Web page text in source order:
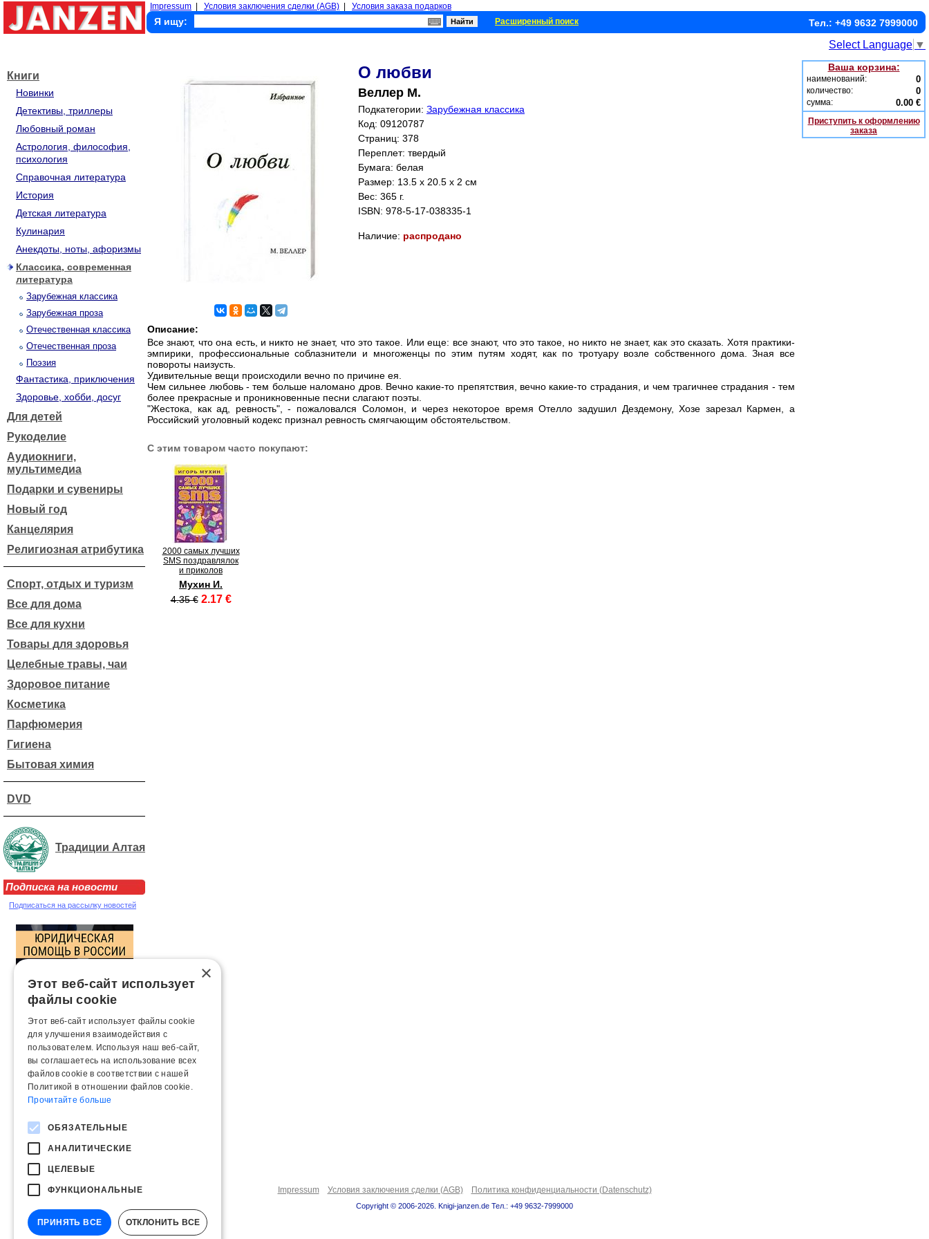
Impressum Условия заключения сделки (AGB) Условия заказа подарков
Я ищу: Расширенный поиск Тел.: +49 9632 7999000
Select Language ▼
Книги
Новинки
Детективы, триллеры
Любовный роман
Астрология, философия,
психология
Справочная литература
История
Детская литература
Кулинария
Анекдоты, ноты, афоризмы
Классика, современная
литература
Зарубежная классика
Зарубежная проза
Отечественная классика
Отечественная проза
Поэзия
Фантастика, приключения
Здоровье, хобби, досуг
Для детей
Рукоделие
Аудиокниги,
мультимедиа
Подарки и сувениры
Новый год
Канцелярия
Религиозная атрибутика
Спорт, отдых и туризм
Все для дома
Все для кухни
Товары для здоровья
Целебные травы, чаи
Здоровое питание
Косметика
Парфюмерия
Гигиена
Бытовая химия
DVD
Традиции Алтая
Подписка на новости
Подписаться на рассылку новостей
О любви
Веллер М.
Подкатегории: Зарубежная классика
Код: 09120787
Страниц: 378
Переплет: твердый
Бумага: белая
Размер: 13.5 x 20.5 x 2 см
Вес: 365 г.
ISBN: 978-5-17-038335-1
Наличие: распродано
Описание:
Все знают, что она есть, и никто не знает, что это такое. Или еще: все знают, что это такое, но никто не знает, как это сказать. Хотя практики-
эмпирики, профессиональные соблазнители и многоженцы по этим путям ходят, как по тротуару возле собственного дома. Зная все
повороты наизусть.
Удивительные вещи происходили вечно по причине ея.
Чем сильнее любовь - тем больше наломано дров. Вечно какие-то препятствия, вечно какие-то страдания, и чем трагичнее страдания - тем
более прекрасные и проникновенные песни слагают поэты.
"Жестока, как ад, ревность", - пожаловался Соломон, и через некоторое время Отелло задушил Дездемону, Хозе зарезал Кармен, а
Российский уголовный кодекс признал ревность смягчающим обстоятельством.
С этим товаром часто покупают:
2000 самых лучших
SMS поздравлялок
и приколов
Мухин И.
4.35 € 2.17 €
Ваша корзина:
наименований: 0
количество: 0
сумма: 0.00 €
Приступить к оформлению
заказа
Impressum Условия заключения сделки (AGB) Политика конфиденциальности (Datenschutz)
Copyright © 2006-2026. Knigi-janzen.de Тел.: +49 9632-7999000
×
Этот веб-сайт использует
файлы cookie
Этот веб-сайт использует файлы cookie
для улучшения взаимодействия с
пользователем. Используя наш веб-сайт,
вы соглашаетесь на использование всех
файлов cookie в соответствии с нашей
Политикой в ​​отношении файлов cookie.
Прочитайте больше
ОБЯЗАТЕЛЬНЫЕ
АНАЛИТИЧЕСКИЕ
ЦЕЛЕВЫЕ
ФУНКЦИОНАЛЬНЫЕ
ПРИНЯТЬ ВСЕ ОТКЛОНИТЬ ВСЕ